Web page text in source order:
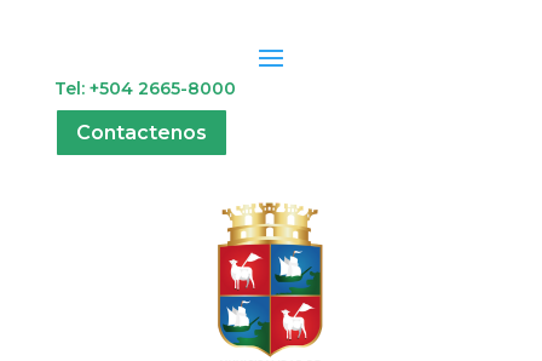
Tel: +504 2665-8000
Contactenos